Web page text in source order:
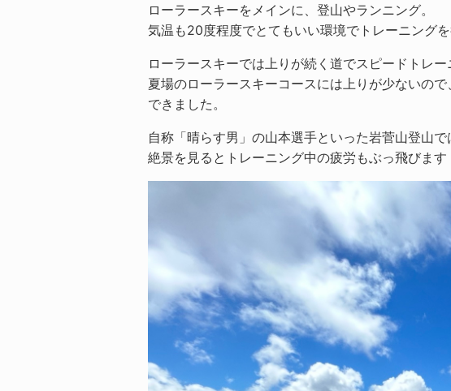
ローラースキーをメインに、登山やランニング。
気温も20度程度でとてもいい環境でトレーニングを
ローラースキーでは上りが続く道でスピードトレー
夏場のローラースキーコースには上りが少ないの
できました。
自称「晴らす男」の山本選手といった岩菅山登山
絶景を見るとトレーニング中の疲労もぶっ飛びます